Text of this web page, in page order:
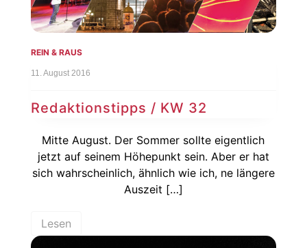
REIN & RAUS
11. August 2016
Redaktionstipps / KW 32
Mitte August. Der Sommer sollte eigentlich
jetzt auf seinem Höhepunkt sein. Aber er hat
sich wahrscheinlich, ähnlich wie ich, ne längere
Auszeit […]
Lesen